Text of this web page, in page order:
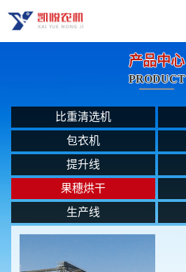
产品中心
PRODUCT
比重清选机
包衣机
提升线
果穗烘干
生产线